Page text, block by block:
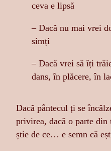
ceva e lipsă
– Dacă nu mai vrei
simți
– Dacă vrei să îți
dans, în plăcere, în
Dacă pântecul ți se
privirea, dacă o parte din
știe de ce… e semn că